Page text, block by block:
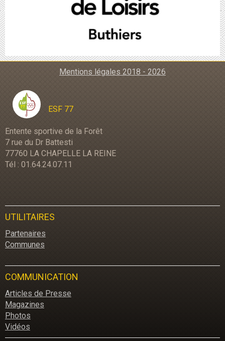
Mentions légales 2018 - 2026
ESF 77
Entente sportive de la Forêt
7 rue du Dr Battesti
77760 LA CHAPELLE LA REINE
Tél : 01.64.24.07.11
UTILITAIRES
Partenaires
Communes
COMMUNICATION
Articles de Presse
Magazines
Photos
Vidéos